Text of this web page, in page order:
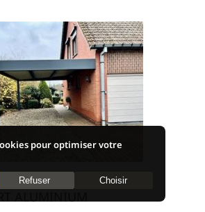
pour optimiser votre
Refuser Choisir